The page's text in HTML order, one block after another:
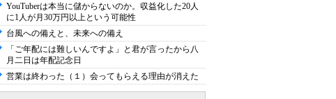
YouTuberは本当に儲からないのか。収益化した20人
に1人が月30万円以上という可能性
台風への備えと、未来への備え
「ご年配には難しいんですよ」と君が言ったから八
月二日は年配記念日
営業は終わった（１）会ってもらえる理由が消えた